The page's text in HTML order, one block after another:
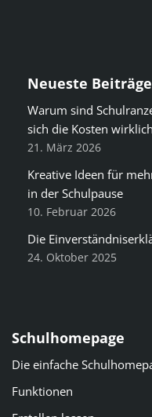
Neueste Beiträge
Warum sind
sich die Kosten
21. März 2026
Kreative Ideen für
in der Schulpause
10. Februar 2026
Die
24. Oktober 2025
Schulhomepage
Die einfache
Funktionen